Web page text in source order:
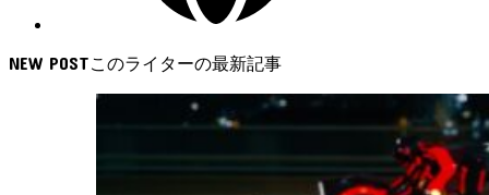
NEW POST